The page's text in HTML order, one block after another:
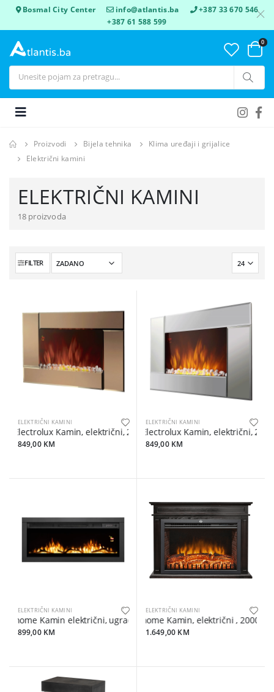
Bosmal City Center info@atlantis.ba
+387 33 670 546
+387 61 588 599
0
Proizvodi Bijela tehnika
Klima uređaji i grijalice
Električni kamini
ELEKTRIČNI KAMINI
18 proizvoda
FILTER
ELEKTRIČNI KAMINI
Electrolux Kamin, električni, 2000W - EFP/W-2000S EEC Bronze
849,00 KM
ELEKTRIČNI KAMINI
Electrolux Kamin, električni,
849,00 KM
ELEKTRIČNI KAMINI
home Kamin električni, ugradbeni/zidni, 2000W - FKKI08
899,00 KM
ELEKTRIČNI KAMINI
home Kamin, električni , 2000W,
1.649,00 KM